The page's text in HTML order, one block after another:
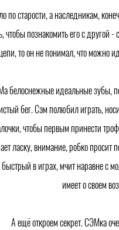
по старости, а наследникам,
чтобы познакомить его с другой
то он не понимал, что можно
белоснежные идеальные зубы,
бег. Сэм полюбил играть,
чтобы первым принести
ласку, внимание, робко просит
быстрый в играх, мчит наравне с
имеет о своем
А ещё откроем секрет. СЭМка